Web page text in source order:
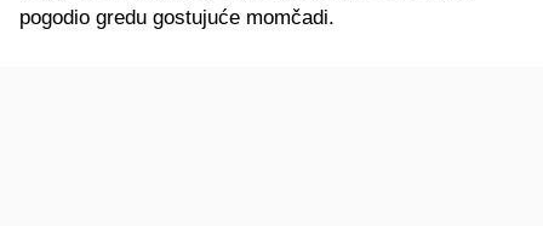
pogodio gredu gostujuće momčadi.